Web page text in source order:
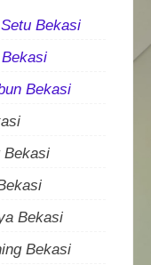
Bekasi
Bekasi
Bekasi
Bekasi
Bekasi